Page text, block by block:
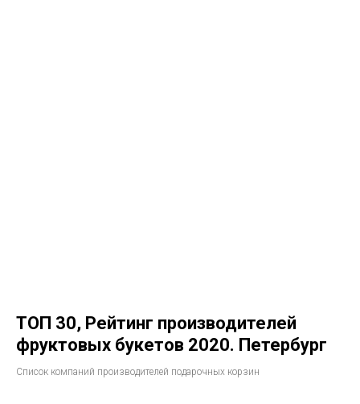
ТОП 30, Рейтинг производителей
фруктовых букетов 2020. Петербург
Список компаний производителей подарочных корзин